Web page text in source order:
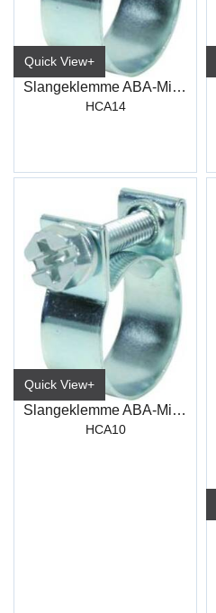
Quick View+
Slangeklemme ABA-Mini B9 W1 SW7 14mm
HCA14
Quick View+
Slangeklemme ABA-Mini B9 W1 SW7 10mm
HCA10